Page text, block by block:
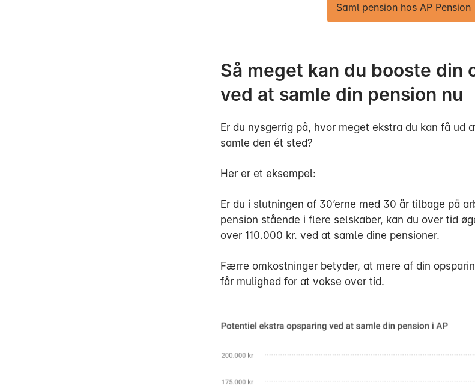
Saml pension hos AP Pension
Så meget kan du booste din
ved at samle din pension nu
Er du nysgerrig på, hvor meget ekstra du kan få ud
samle den ét sted?
Her er et eksempel:
Er du i slutningen af 30’erne med 30 år tilbage på
pension stående i flere selskaber, kan du over tid
over 110.000 kr. ved at samle dine pensioner.
Færre omkostninger betyder, at mere af din
får mulighed for at vokse over tid.